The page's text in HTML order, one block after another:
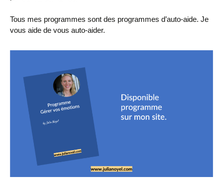
Tous mes programmes sont des programmes d’auto-aide. Je
vous aide de vous auto-aider.